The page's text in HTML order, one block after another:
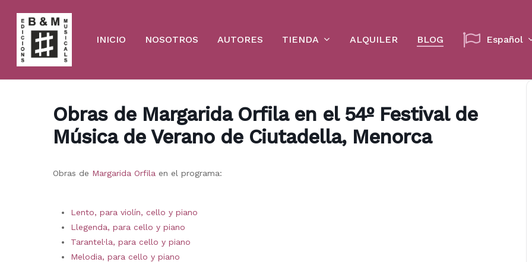
main
content
INICIO NOSOTROS AUTORES TIENDA ALQUILER BLOG Español
Obras de Margarida Orfila en el 54º Festival de
Música de Verano de Ciutadella, Menorca
Obras de Margarida Orfila en el programa:
Lento, para violín, cello y piano
Llegenda, para cello y piano
Tarantel·la, para cello y piano
Melodia, para cello y piano